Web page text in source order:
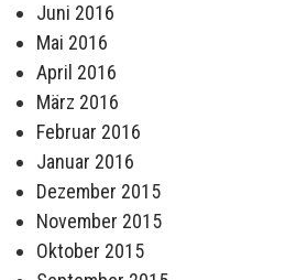
Juni 2016
Mai 2016
April 2016
März 2016
Februar 2016
Januar 2016
Dezember 2015
November 2015
Oktober 2015